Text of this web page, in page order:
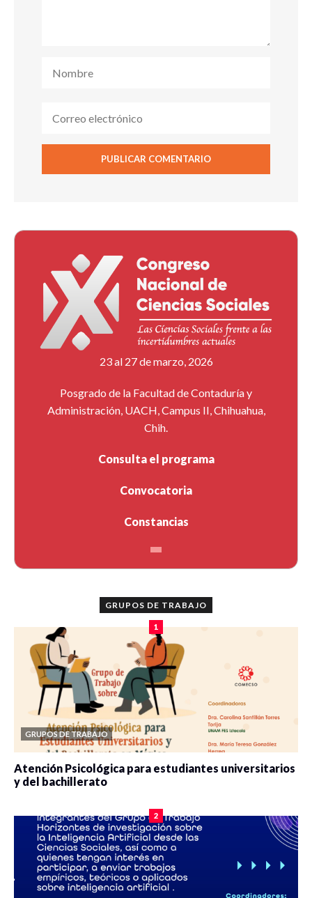
23 al 27 de marzo, 2026
Posgrado de la Facultad de Contaduría y
Administración, UACH, Campus II, Chihuahua,
Chih.
Consulta el programa
Convocatoria
Constancias
GRUPOS DE TRABAJO
1
GRUPOS DE TRABAJO
Atención Psicológica para estudiantes universitarios
y del bachillerato
2